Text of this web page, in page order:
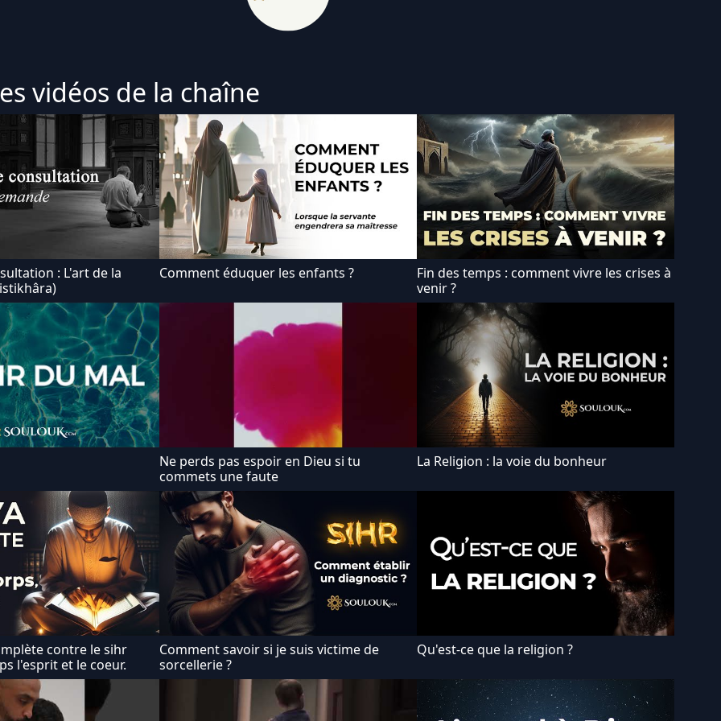
vidéos de la chaîne
: L'art de la
Comment éduquer les enfants ?
Fin des temps : comment vivre les crises à
venir ?
Ne perds pas espoir en Dieu si tu
commets une faute
La Religion : la voie du bonheur
l'esprit et le coeur.
Comment savoir si je suis victime de
sorcellerie ?
Qu'est-ce que la religion ?